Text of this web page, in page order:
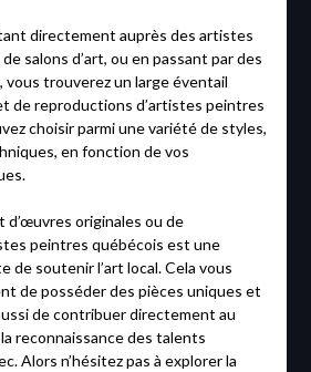
directement auprès des artistes
salons d’art, ou en passant par des
vous trouverez un large éventail
de reproductions d’artistes peintres
choisir parmi une variété de styles,
en fonction de vos
d’œuvres originales ou de
peintres québécois est une
de soutenir l’art local. Cela vous
de posséder des pièces uniques et
de contribuer directement au
reconnaissance des talents
Alors n’hésitez pas à explorer la